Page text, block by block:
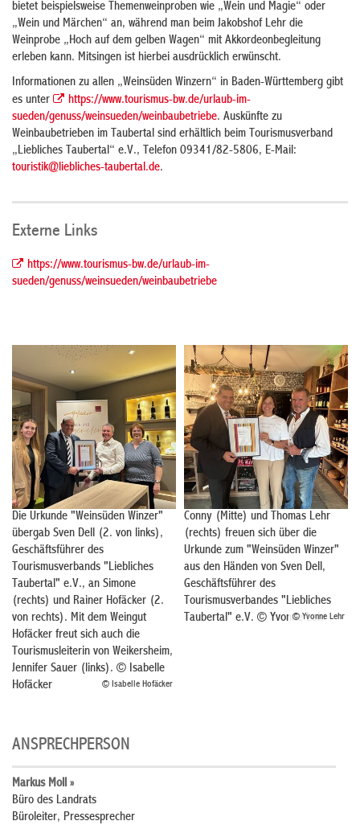
bietet beispielsweise Themenweinproben wie „Wein und Magie“ oder
„Wein und Märchen“ an, während man beim Jakobshof Lehr die
Weinprobe „Hoch auf dem gelben Wagen“ mit Akkordeonbegleitung
erleben kann. Mitsingen ist hierbei ausdrücklich erwünscht.
Informationen zu allen „Weinsüden Winzern“ in Baden-Württemberg gibt
es unter
https://www.tourismus-bw.de/urlaub-im-
sueden/genuss/weinsueden/weinbaubetriebe. Auskünfte zu
Weinbaubetrieben im Taubertal sind erhältlich beim Tourismusverband
„Liebliches Taubertal“ e.V., Telefon 09341/82-5806, E-Mail:
touristik@liebliches-taubertal.de.
Externe Links
https://www.tourismus-bw.de/urlaub-im-
sueden/genuss/weinsueden/weinbaubetriebe
© Isabelle Hofäcker
Die Urkunde "Weinsüden Winzer"
übergab Sven Dell (2. von links),
Geschäftsführer des
Tourismusverbands "Liebliches
Taubertal" e.V., an Simone
(rechts) und Rainer Hofäcker (2.
von rechts). Mit dem Weingut
Hofäcker freut sich auch die
Tourismusleiterin von Weikersheim,
Jennifer Sauer (links). © Isabelle
Hofäcker
© Yvonne Lehr
Conny (Mitte) und Thomas Lehr
(rechts) freuen sich über die
Urkunde zum "Weinsüden Winzer"
aus den Händen von Sven Dell,
Geschäftsführer des
Tourismusverbandes "Liebliches
Taubertal" e.V. © Yvonne Lehr
ANSPRECHPERSON
Markus Moll »
Büro des Landrats
Büroleiter, Pressesprecher